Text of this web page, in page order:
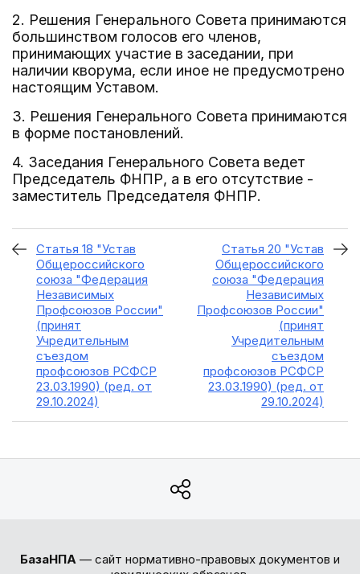
2. Решения Генерального Совета принимаются
большинством голосов его членов,
принимающих участие в заседании, при
наличии кворума, если иное не предусмотрено
настоящим Уставом.
3. Решения Генерального Совета принимаются
в форме постановлений.
4. Заседания Генерального Совета ведет
Председатель ФНПР, а в его отсутствие -
заместитель Председателя ФНПР.
Статья 18 "Устав
Общероссийского
союза "Федерация
Независимых
Профсоюзов России"
(принят
Учредительным
съездом
профсоюзов РСФСР
23.03.1990) (ред. от
29.10.2024)
Статья 20 "Устав
Общероссийского
союза "Федерация
Независимых
Профсоюзов России"
(принят
Учредительным
съездом
профсоюзов РСФСР
23.03.1990) (ред. от
29.10.2024)
БазаНПА — сайт нормативно-правовых документов и